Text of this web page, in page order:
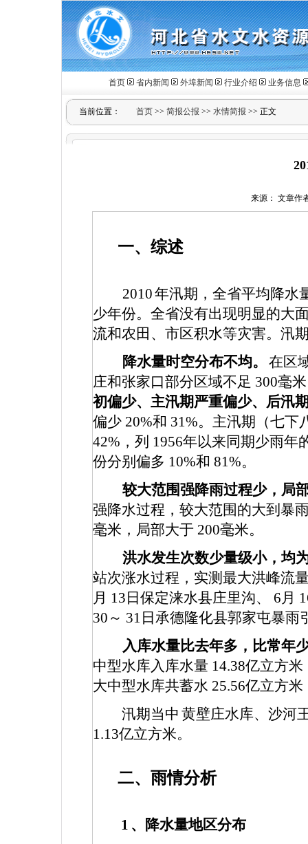
首页 省内新闻 外埠新闻 行业介绍 业务信息
当前位置： 首页 >> 简报公报 >> 水情简报 >> 正文
来源： 文章作
一、综述
2010年汛期，全省平均降水
少年份。全省没有出现明显的大
流和农田、市区积水等灾害。汛
降水量时空分布不均。
在区
庄和张家口部分区域不足 300毫
初偏少、主汛期严重偏少、后汛
偏少 20%和 31%。主汛期（七下
42% ，列 1956年以来同期少雨年
份分别偏多 10%和81%。
较大范围强降雨过程少，局
强降水过程，较大范围的大到暴
毫米，局部大于 200毫米。
洪水发生次数少量级小，均
站次涨水过程，实测最大洪峰流
月 13 日保定涞水县庄里沟、 6 月
30 ～ 31 日承德隆化县郭家屯暴雨
入库水量比去年多，比常年
中型水库入库水量 14.38亿立方
大中型水库共蓄水 25.56亿立方
汛期当中 黄壁庄水库、沙河
1.13亿立方米。
二、雨情分析
1 、降水量地区分布